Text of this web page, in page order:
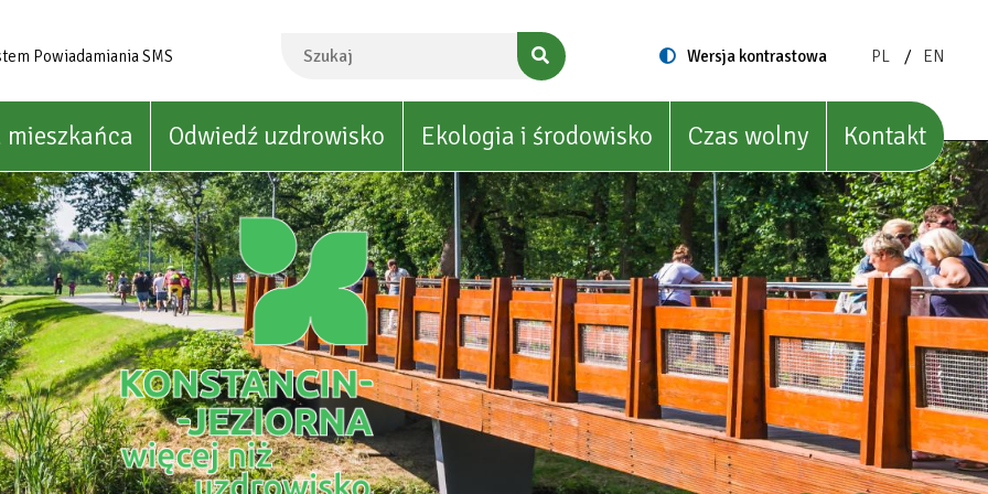
Powiadamiania SMS
Switch
Wersja kontrastowa
ZMIEŃ
POLISH
PL
ZMIEŃ
ENGLISH
EN
mieszkańca Odwiedź uzdrowisko Ekologia i środowisko Czas wolny Kontakt